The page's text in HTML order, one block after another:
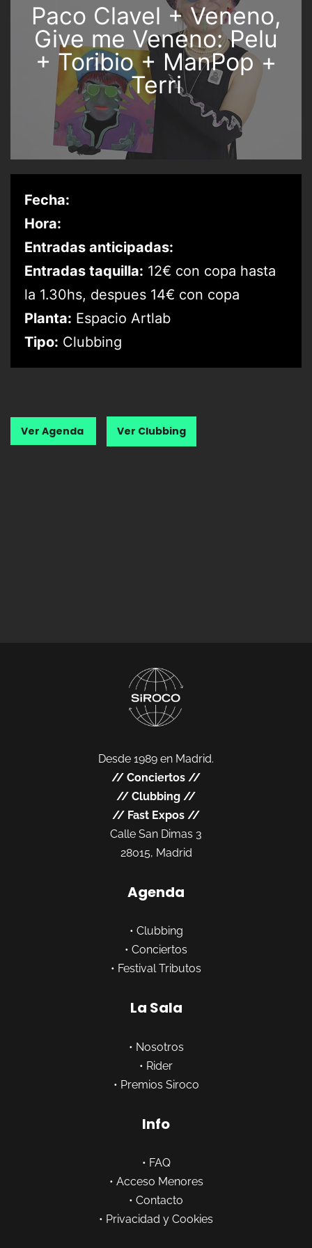
Paco Clavel + Veneno,
Give me Veneno: Pelu
+ Toribio + ManPop +
Terri
Fecha:
Hora:
Entradas anticipadas:
Entradas taquilla: 12€ con copa hasta
la 1.30hs, despues 14€ con copa
Planta: Espacio Artlab
Tipo: Clubbing
Ver Agenda Ver Clubbing
Desde 1989 en Madrid.
// Conciertos //
// Clubbing //
// Fast Expos //
Calle San Dimas 3
28015, Madrid
Agenda
• Clubbing
• Conciertos
• Festival Tributos
La Sala
• Nosotros
• Rider
• Premios Siroco
Info
• FAQ
• Acceso Menores
• Contacto
• Privacidad y Cookies